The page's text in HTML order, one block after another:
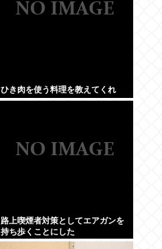
ひき肉を使う料理を教えてくれ
路上喫煙者対策としてエアガンを
持ち歩くことにした